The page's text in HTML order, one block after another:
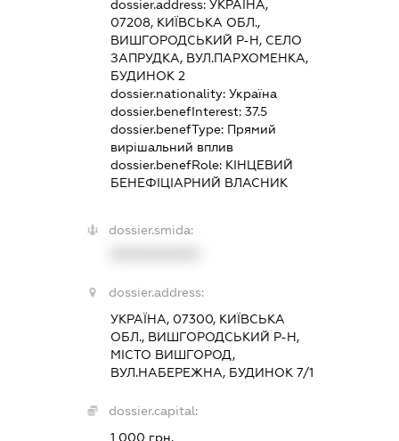
dossier.address: УКРАЇНА,
07208, КИЇВСЬКА ОБЛ.,
ВИШГОРОДСЬКИЙ Р-Н, СЕЛО
ЗАПРУДКА, ВУЛ.ПАРХОМЕНКА,
БУДИНОК 2
dossier.nationality: Україна
dossier.benefInterest: 37.5
dossier.benefType: Прямий
вирішальний вплив
dossier.benefRole: КІНЦЕВИЙ
БЕНЕФІЦІАРНИЙ ВЛАСНИК
dossier.smida:
dossier.address:
УКРАЇНА, 07300, КИЇВСЬКА
ОБЛ., ВИШГОРОДСЬКИЙ Р-Н,
МІСТО ВИШГОРОД,
ВУЛ.НАБЕРЕЖНА, БУДИНОК 7/1
dossier.capital:
1 000 грн.